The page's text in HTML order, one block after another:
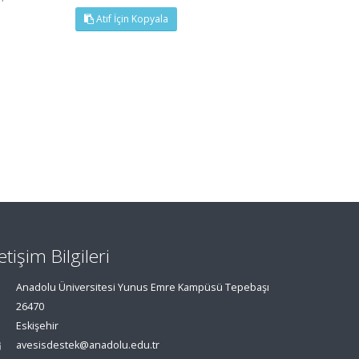
Atıf İçin Kopyala
Bilgileri
Anadolu Üniversitesi Yunus Emre Kampüsü Tepebaşı
26470
Eskişehir
avesisdestek@anadolu.edu.tr